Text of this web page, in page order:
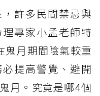
，許多民間禁忌與
專家小孟老師特
鬼月期間陰氣較重
提高警覺、避開
月。究竟是哪4個